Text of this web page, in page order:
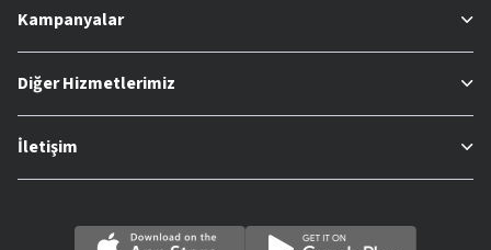
Kampanyalar
Diğer Hizmetlerimiz
İletişim